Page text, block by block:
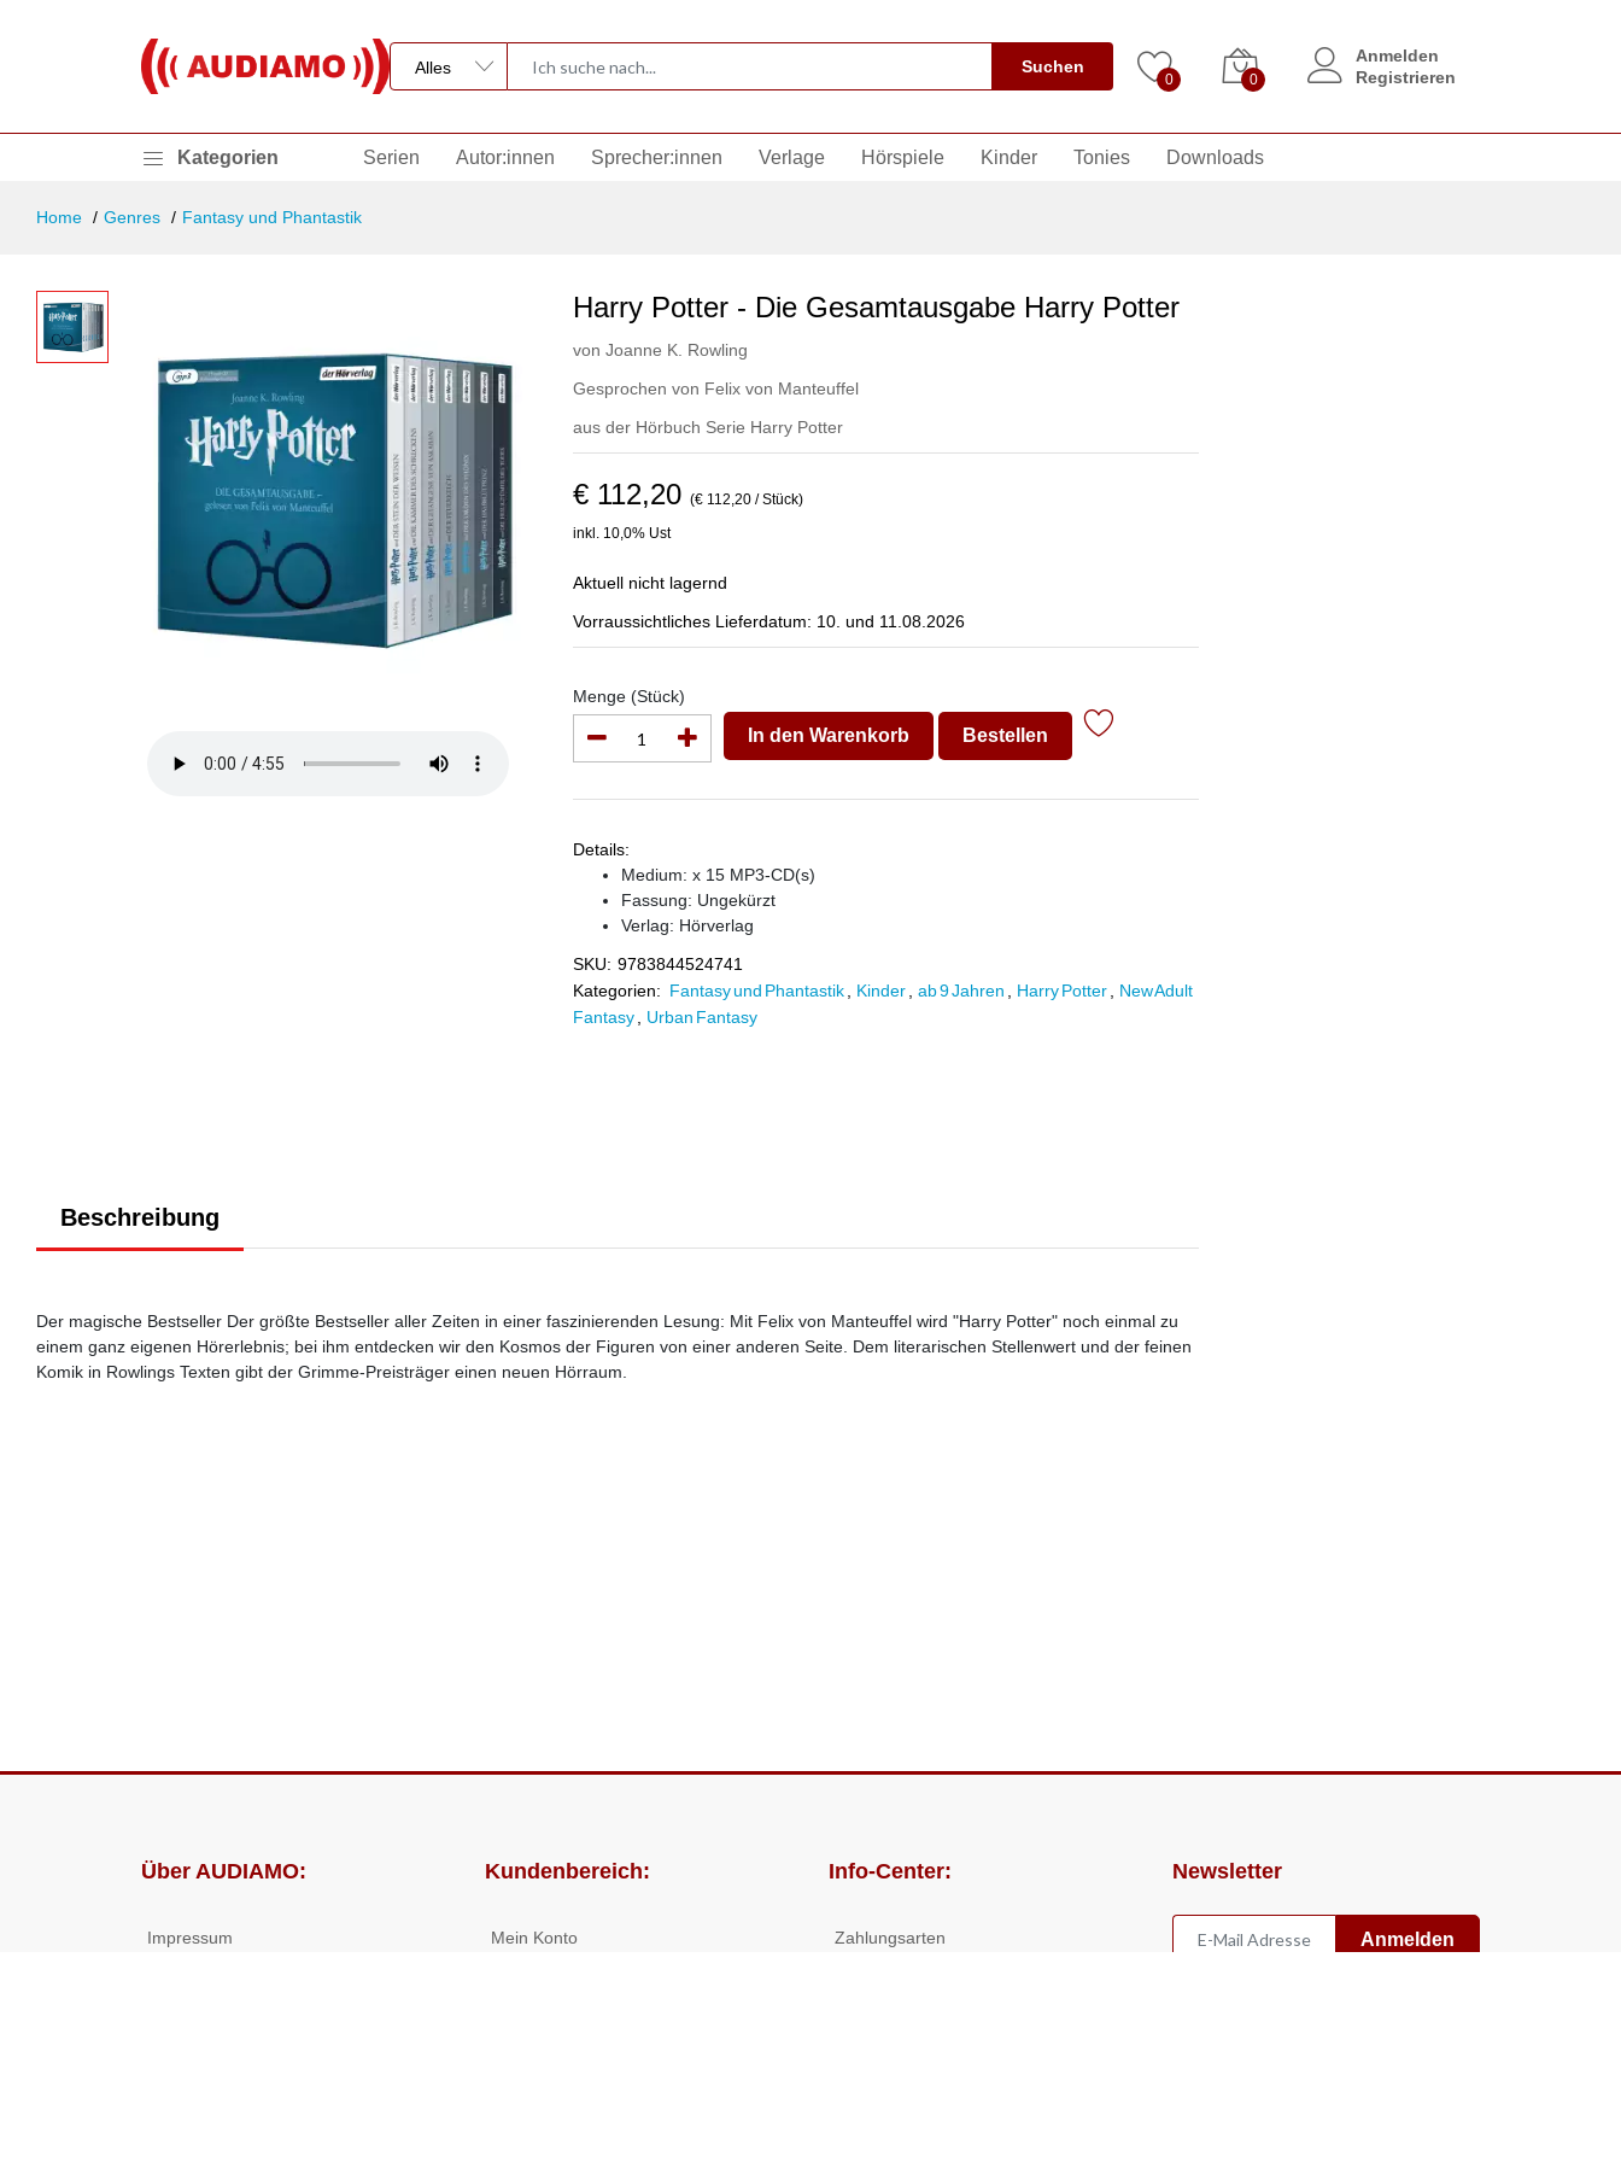
Suchen
0 0
Anmelden
Registrieren
Kategorien Serien Autor:innen Sprecher:innen Verlage Hörspiele Kinder Tonies Downloads
Home Genres Fantasy und Phantastik
Harry Potter - Die Gesamtausgabe Harry Potter
von Joanne K. Rowling
Gesprochen von Felix von Manteuffel
aus der Hörbuch Serie Harry Potter
€ 112,20 (€ 112,20 / Stück)
inkl. 10,0% Ust
Aktuell nicht lagernd
Vorraussichtliches Lieferdatum: 10. und 11.08.2026
Menge (Stück)
In den Warenkorb Bestellen
Details:
Medium: x 15 MP3-CD(s)
Fassung: Ungekürzt
Verlag: Hörverlag
SKU: 9783844524741
Kategorien: Fantasy und Phantastik Kinder ab 9 Jahren Harry Potter
New Adult
Fantasy
Urban Fantasy
Beschreibung
Der magische Bestseller Der größte Bestseller aller Zeiten in einer faszinierenden Lesung: Mit Felix von Manteuffel wird "Harry Potter" noch einmal zu
einem ganz eigenen Hörerlebnis; bei ihm entdecken wir den Kosmos der Figuren von einer anderen Seite. Dem literarischen Stellenwert und der feinen
Komik in Rowlings Texten gibt der Grimme-Preisträger einen neuen Hörraum.
Über AUDIAMO:
Impressum
Kundenbereich:
Mein Konto
Info-Center:
Zahlungsarten
Newsletter
Anmelden